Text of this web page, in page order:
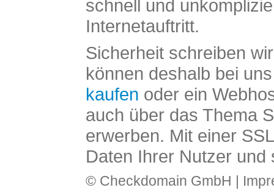
schnell und
Internetauftritt.
Sicherheit schreiben
können deshalb bei
kaufen oder ein
auch über das Thema
erwerben. Mit einer
Daten Ihrer Nutzer und
© Checkdomain GmbH |